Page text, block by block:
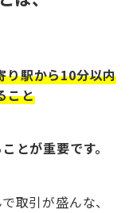
駅から10分以内
こと
とが重要です。
取引が盛んな、